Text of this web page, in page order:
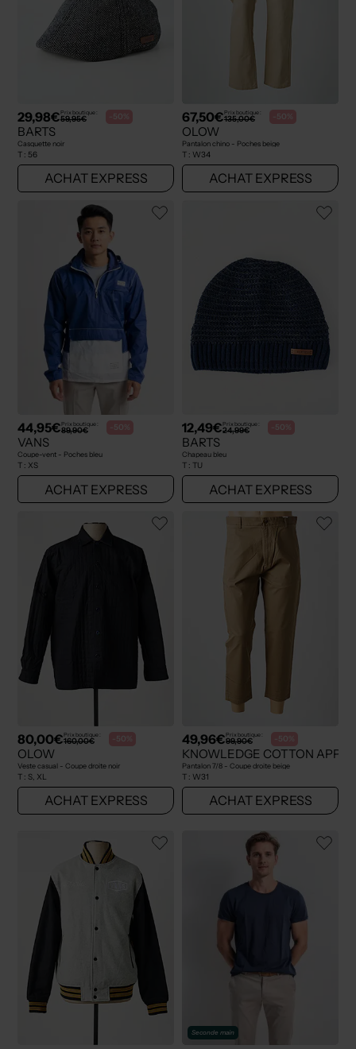
29,98€Prix boutique :
59,95€ -50%
BARTS
Casquette noir
T : 56
ACHAT EXPRESS
67,50€Prix boutique :
135,00€ -50%
OLOW
Pantalon chino - Poches beige
T : W34
ACHAT EXPRESS
44,95€Prix boutique :
89,90€ -50%
VANS
Coupe-vent - Poches bleu
T : XS
ACHAT EXPRESS
12,49€Prix boutique :
24,99€ -50%
BARTS
Chapeau bleu
T : TU
ACHAT EXPRESS
80,00€Prix boutique :
160,00€ -50%
OLOW
Veste casual - Coupe droite noir
T : S, XL
ACHAT EXPRESS
49,96€Prix boutique :
99,90€ -50%
KNOWLEDGE COTTON
Pantalon 7/8 - Coupe droite beige
T : W31
ACHAT EXPRESS
Seconde main